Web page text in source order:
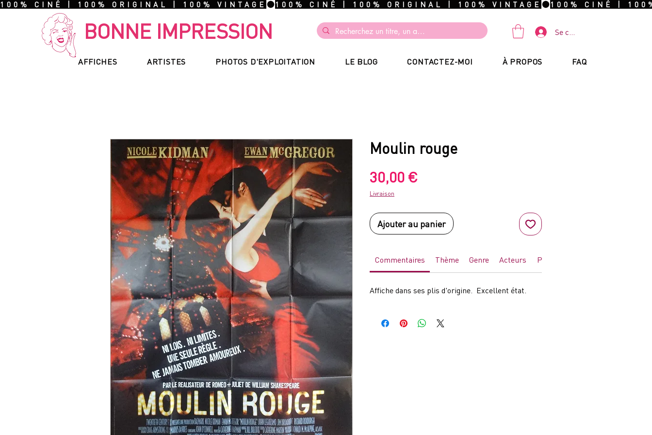
100% CINÉ | 100% ORIGINAL | 100% VINTAGE
BONNE IMPRESSION Se connecter
AFFICHES ARTISTES PHOTOS D'EXPLOITATION LE BLOG CONTACTEZ-MOI À PROPOS FAQ
Moulin rouge
30,00 €Prix
Livraison
Ajouter au panier
Commentaires Thème Genre Acteurs Pays
Affiche dans ses plis d'origine. Excellent état.